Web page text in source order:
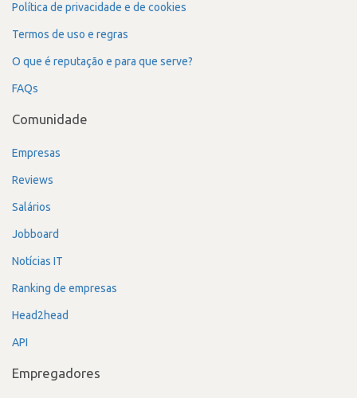
Política de privacidade e de cookies
Termos de uso e regras
O que é reputação e para que serve?
FAQs
Comunidade
Empresas
Reviews
Salários
Jobboard
Notícias IT
Ranking de empresas
Head2head
API
Empregadores